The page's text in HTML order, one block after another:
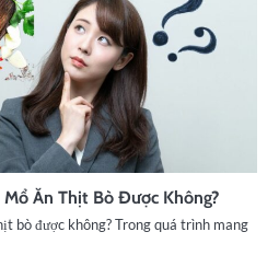
Ăn Thịt Bò Được Không?
bò được không? Trong quá trình mang